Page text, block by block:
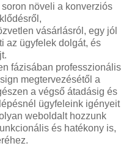
növeli a konverziós
vásárlásról, egy jól
az ügyfelek dolgát, és
fázisában professzionális
megtervezésétől a
a végső átadásig és
ügyfeleink igényeit
weboldalt hozzunk
és hatékony is,